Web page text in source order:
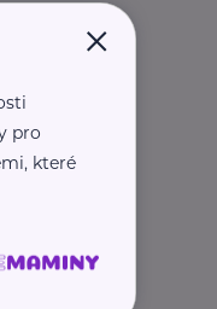
×
pro
které